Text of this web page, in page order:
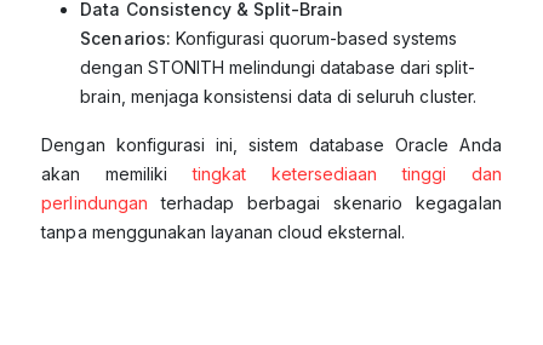
Data Consistency & Split-Brain
Scenarios: Konfigurasi quorum-based systems
dengan STONITH melindungi database dari split-
brain, menjaga konsistensi data di seluruh cluster.
Dengan konfigurasi ini, sistem database Oracle Anda
akan memilikitingkat ketersediaan tinggi dan
perlindungan terhadap berbagai skenario kegagalan
tanpa menggunakan layanan cloud eksternal.